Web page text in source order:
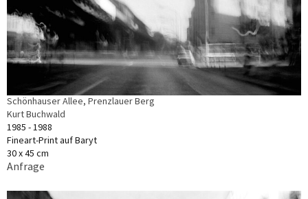
Schönhauser Allee, Prenzlauer Berg
Kurt Buchwald
1985 - 1988
Fineart-Print auf Baryt
30 x 45 cm
Anfrage